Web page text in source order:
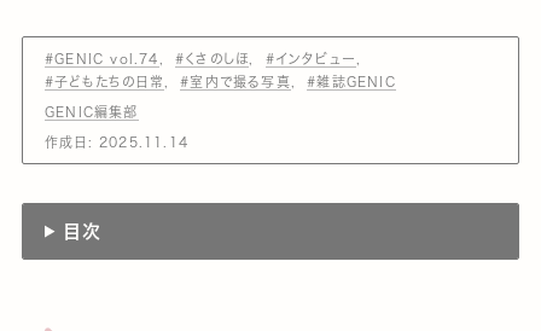
#GENIC vol.74 #くさのしほ
#インタビュー
#子どもたちの日常
#室内で撮る写真 #雑誌GENIC
GENIC編集部
作成日: 2025.11.14
目次